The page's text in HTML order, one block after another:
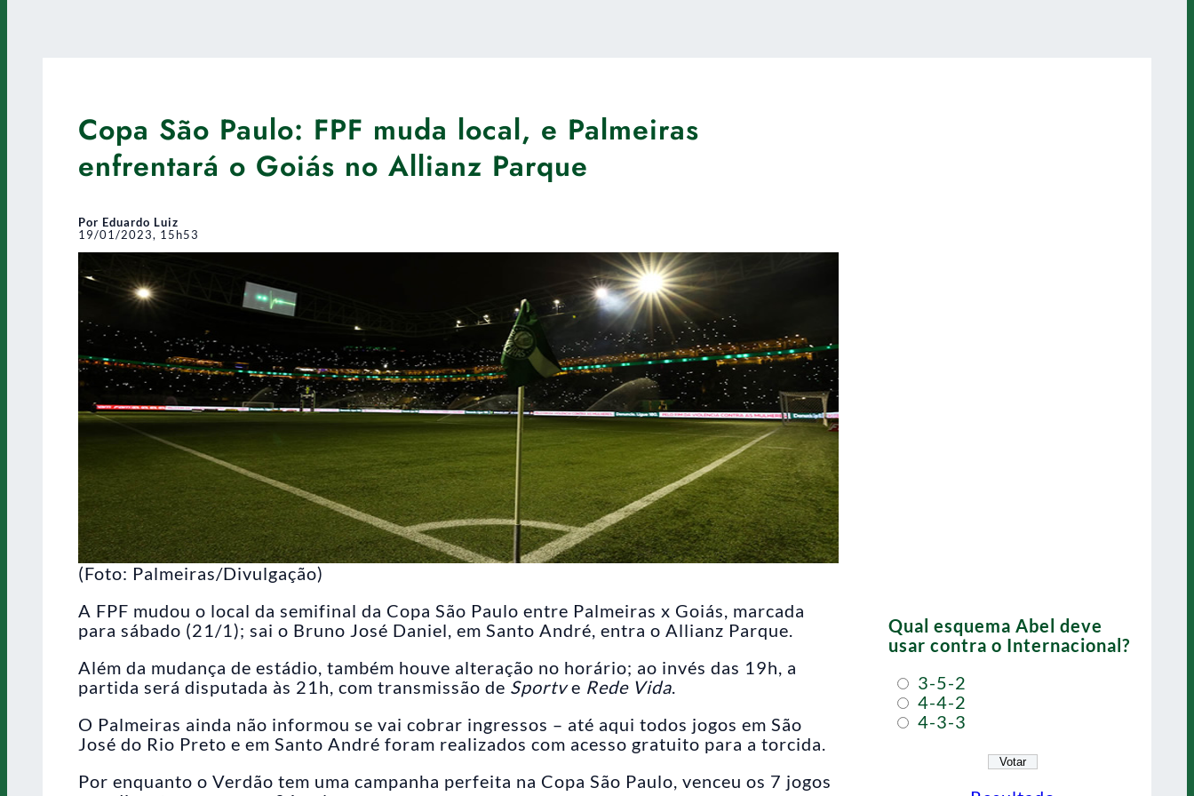
Copa São Paulo: FPF muda local, e Palmeiras
enfrentará o Goiás no Allianz Parque
Por Eduardo Luiz
19/01/2023, 15h53
(Foto: Palmeiras/Divulgação)
A FPF mudou o local da semifinal da Copa São Paulo entre Palmeiras x Goiás, marcada
para sábado (21/1); sai o Bruno José Daniel, em Santo André, entra o Allianz Parque.
Além da mudança de estádio, também houve alteração no horário; ao invés das 19h, a
partida será disputada às 21h, com transmissão de Sportve Rede Vida.
O Palmeiras ainda não informou se vai cobrar ingressos – até aqui todos jogos em São
José do Rio Preto e em Santo André foram realizados com acesso gratuito para a torcida.
Por enquanto o Verdão tem uma campanha perfeita na Copa São Paulo, venceu os 7 jogos
Qual esquema Abel deve
usar contra o Internacional?
3-5-2
4-4-2
4-3-3